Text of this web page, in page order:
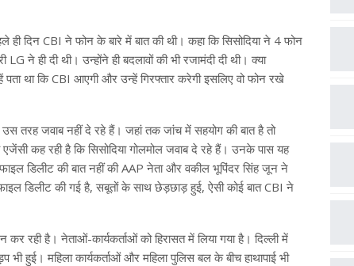
दिन CBI ने फोन के बारे में बात की थी। कहा कि सिसोदिया ने 4 फोन
ने ही दी थी। उन्होंने ही बदलावों की भी रजामंदी दी थी। क्या
था कि CBI आएगी और उन्हें गिरफ्तार करेगी इसलिए वो फोन रखे
उस तरह जवाब नहीं दे रहे हैं। जहां तक जांच में सहयोग की बात है तो
कह रही है कि सिसोदिया गोलमोल जवाब दे रहे हैं। उनके पास यह
डिलीट की बात नहीं की AAP नेता और वकील भूपिंदर सिंह जून ने
डिलीट की गई है, सबूतों के साथ छेड़छाड़ हुई, ऐसी कोई बात CBI ने
रही है। नेताओं-कार्यकर्ताओं को हिरासत में लिया गया है। दिल्ली में
भी हुई। महिला कार्यकर्ताओं और महिला पुलिस बल के बीच हाथापाई भी